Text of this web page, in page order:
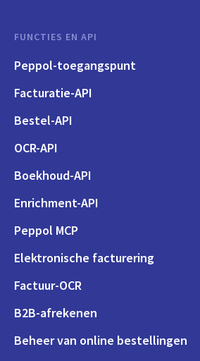
FUNCTIES EN API
Peppol-toegangspunt
Facturatie-API
Bestel-API
OCR-API
Boekhoud-API
Enrichment-API
Peppol MCP
Elektronische facturering
Factuur-OCR
B2B-afrekenen
Beheer van online bestellingen